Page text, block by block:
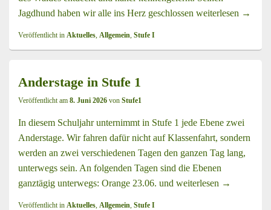
Jagdhund haben wir alle ins Herz geschlossen weiterlesen Ein
→
Veröffentlicht in Aktuelles, Allgemein, Stufe I
Anderstage in Stufe 1
Veröffentlicht am 8. Juni 2026 von Stufe1
In diesem Schuljahr unternimmt in Stufe 1 jede Ebene zwei
Anderstage. Wir fahren dafür nicht auf Klassenfahrt, sondern
werden an zwei verschiedenen Tagen den ganzen Tag lang,
unterwegs sein. An folgenden Tagen sind die Ebenen
ganztägig unterwegs: Orange 23.06. und weiterlesen Anderstage
→
Veröffentlicht in Aktuelles, Allgemein, Stufe I